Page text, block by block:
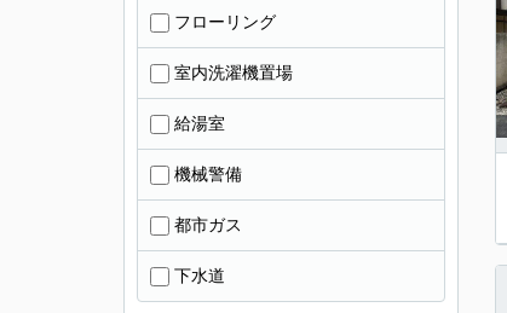
フローリング
室内洗濯機置場
給湯室
機械警備
都市ガス
下水道